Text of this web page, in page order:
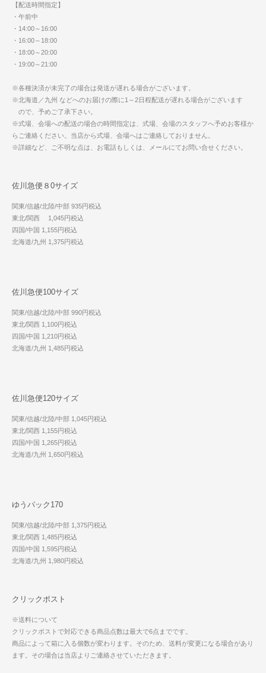
【配送時間指定】
・午前中
・14:00～16:00
・16:00～18:00
・18:00～20:00
・19:00～21:00
※各種決済が未完了の場合は発送が遅れる場合がございます。
※北海道／九州 などへのお届けの際に1～2日程配送が遅れる場合がございます
ので、予めご了承下さい。
※式場、会場への配送の場合の時間指定は、式場、会場のスタッフへ予めお客様か
らご連絡ください。当店から式場、会場へはご連絡しておりません。
※詳細など、ご不明な点は、お電話もしくは、メールにてお問い合せください。
佐川急便８0サイズ
関東/信越/北陸/中部 935円税込
東北/関西 1,045円税込
四国/中国 1,155円税込
北海道/九州 1,375円税込
佐川急便100サイズ
関東/信越/北陸/中部 990円税込
東北/関西 1,100円税込
四国/中国 1,210円税込
北海道/九州 1,485円税込
佐川急便120サイズ
関東/信越/北陸/中部 1,045円税込
東北/関西 1,155円税込
四国/中国 1,265円税込
北海道/九州 1,650円税込
ゆうパック170
関東/信越/北陸/中部 1,375円税込
東北/関西 1,485円税込
四国/中国 1,595円税込
北海道/九州 1,980円税込
クリックポスト
※送料について
クリックポストで対応できる商品点数は最大で6点までです。
商品によって箱に入る個数が変わります。そのため、送料が変更になる場合があり
ます。その場合は当店よりご連絡させていただきます。